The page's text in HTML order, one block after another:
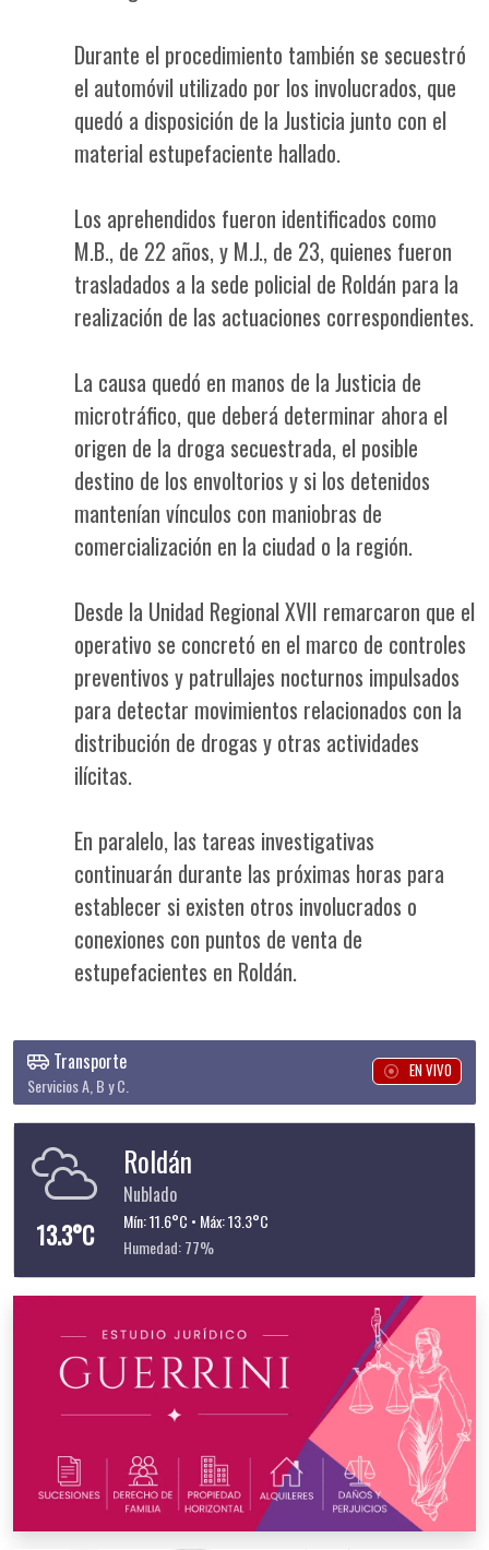
Durante el procedimiento también se secuestró
el automóvil utilizado por los involucrados, que
quedó a disposición de la Justicia junto con el
material estupefaciente hallado.
Los aprehendidos fueron identificados como
M.B., de 22 años, y M.J., de 23, quienes fueron
trasladados a la sede policial de Roldán para la
realización de las actuaciones correspondientes.
La causa quedó en manos de la Justicia de
microtráfico, que deberá determinar ahora el
origen de la droga secuestrada, el posible
destino de los envoltorios y si los detenidos
mantenían vínculos con maniobras de
comercialización en la ciudad o la región.
Desde la Unidad Regional XVII remarcaron que el
operativo se concretó en el marco de controles
preventivos y patrullajes nocturnos impulsados
para detectar movimientos relacionados con la
distribución de drogas y otras actividades
ilícitas.
En paralelo, las tareas investigativas
continuarán durante las próximas horas para
establecer si existen otros involucrados o
conexiones con puntos de venta de
estupefacientes en Roldán.
Transporte
Servicios A, B y C.
EN VIVO
13.3°C
Roldán
Nublado
Mín: 11.6°C • Máx: 13.3°C
Humedad: 77%